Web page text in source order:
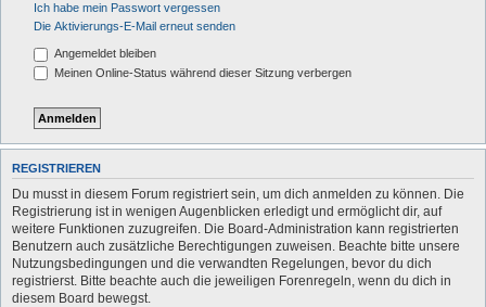
Ich habe mein Passwort vergessen
Die Aktivierungs-E-Mail erneut senden
Angemeldet bleiben
Meinen Online-Status während dieser Sitzung verbergen
REGISTRIEREN
Du musst in diesem Forum registriert sein, um dich anmelden zu können. Die
Registrierung ist in wenigen Augenblicken erledigt und ermöglicht dir, auf
weitere Funktionen zuzugreifen. Die Board-Administration kann registrierten
Benutzern auch zusätzliche Berechtigungen zuweisen. Beachte bitte unsere
Nutzungsbedingungen und die verwandten Regelungen, bevor du dich
registrierst. Bitte beachte auch die jeweiligen Forenregeln, wenn du dich in
diesem Board bewegst.